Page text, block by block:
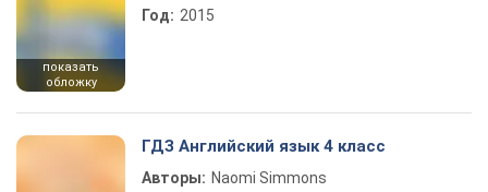
показать
обложку
Год: 2015
ГДЗ Английский язык 4 класс
Авторы: Naomi Simmons